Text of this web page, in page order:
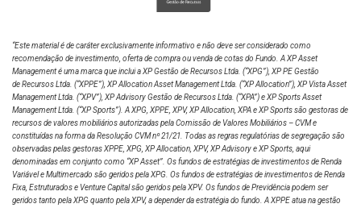
“Este material é de caráter exclusivamente informativo e não deve ser considerado como
recomendação de investimento, oferta de compra ou venda de cotas do Fundo. A XP Asset
Management é uma marca que inclui a XP Gestão de Recursos Ltda. (“XPG”), XP PE Gestão
de Recursos Ltda. (“XPPE”), XP Allocation Asset Management Ltda. (“XP Allocation”), XP Vista Asset
Management Ltda. (“XPV”), XP Advisory Gestão de Recursos Ltda. (“XPA”) e XP Sports Asset
Management Ltda. (“XP Sports”). A XPG, XPPE, XPV, XP Allocation, XPA e XP Sports são gestoras de
recursos de valores mobiliários autorizadas pela Comissão de Valores Mobiliários – CVM e
constituídas na forma da Resolução CVM nº 21/21. Todas as regras regulatórias de segregação são
observadas pelas gestoras XPPE, XPG, XP Allocation, XPV, XP Advisory e XP Sports, aqui
denominadas em conjunto como “XP Asset”. Os fundos de estratégias de investimentos de Renda
Variável e Multimercado são geridos pela XPG. Os fundos de estratégias de investimentos de Renda
Fixa, Estruturados e Venture Capital são geridos pela XPV. Os fundos de Previdência podem ser
geridos tanto pela XPG quanto pela XPV, a depender da estratégia do fundo. A XPPE atua na gestão